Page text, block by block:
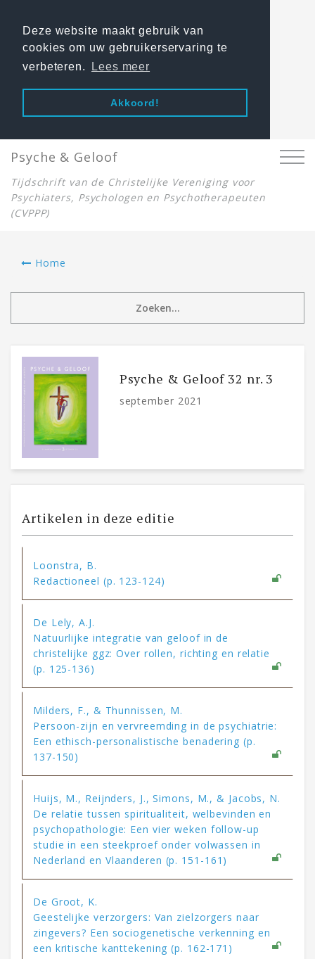
Deze website maakt gebruik van
cookies om uw gebruikerservaring te
verbeteren.
Lees meer
Akkoord!
Psyche & Geloof
Tijdschrift van de Christelijke Vereniging voor
Psychiaters, Psychologen en Psychotherapeuten
(CVPPP)
Home
Psyche & Geloof 32 nr. 3
september 2021
Artikelen in deze editie
Loonstra, B.
Redactioneel (p. 123-124)
De Lely, A.J.
Natuurlijke integratie van geloof in de
christelijke ggz: Over rollen, richting en relatie
(p. 125-136)
Milders, F., & Thunnissen, M.
Persoon-zijn en vervreemding in de psychiatrie:
Een ethisch-personalistische benadering (p.
137-150)
Huijs, M., Reijnders, J., Simons, M., & Jacobs, N.
De relatie tussen spiritualiteit, welbevinden en
psychopathologie: Een vier weken follow-up
studie in een steekproef onder volwassen in
Nederland en Vlaanderen (p. 151-161)
De Groot, K.
Geestelijke verzorgers: Van zielzorgers naar
zingevers? Een sociogenetische verkenning en
een kritische kanttekening (p. 162-171)